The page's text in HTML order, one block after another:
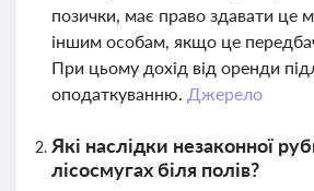
позички, має право здавати це
іншим особам, якщо це
При цьому дохід від оренди
оподаткуванню. Джерело
Які наслідки незаконної
лісосмугах біля полів?